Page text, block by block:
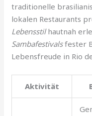
traditionelle
lokalen Restaurants
Lebensstilhautnah
Sambafestivalsfester
Lebensfreude in Rio
Aktivität